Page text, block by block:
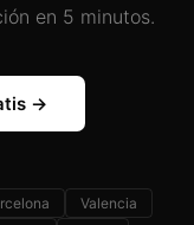
en 5 minutos.
→
Valencia